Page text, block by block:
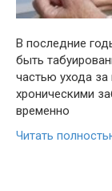
В последние
быть
частью ухода
хроническими
временно
Читать